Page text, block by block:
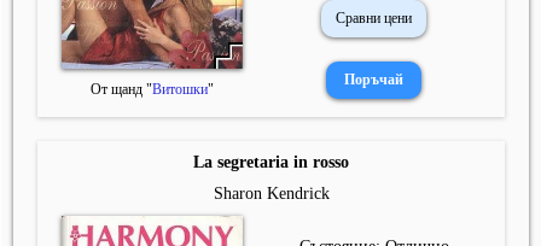
От щанд "Витошки"
Сравни цени
La segretaria in rosso
Sharon Kendrick